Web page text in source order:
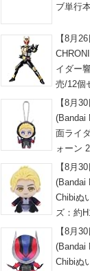
ブ単行
【8月
イダー
売/12個
【8月
(Bandai
面ライ
ォーン
【8月
(Bandai
Chibiぬ
ズ：約
【8月
(Bandai
Chibiぬ